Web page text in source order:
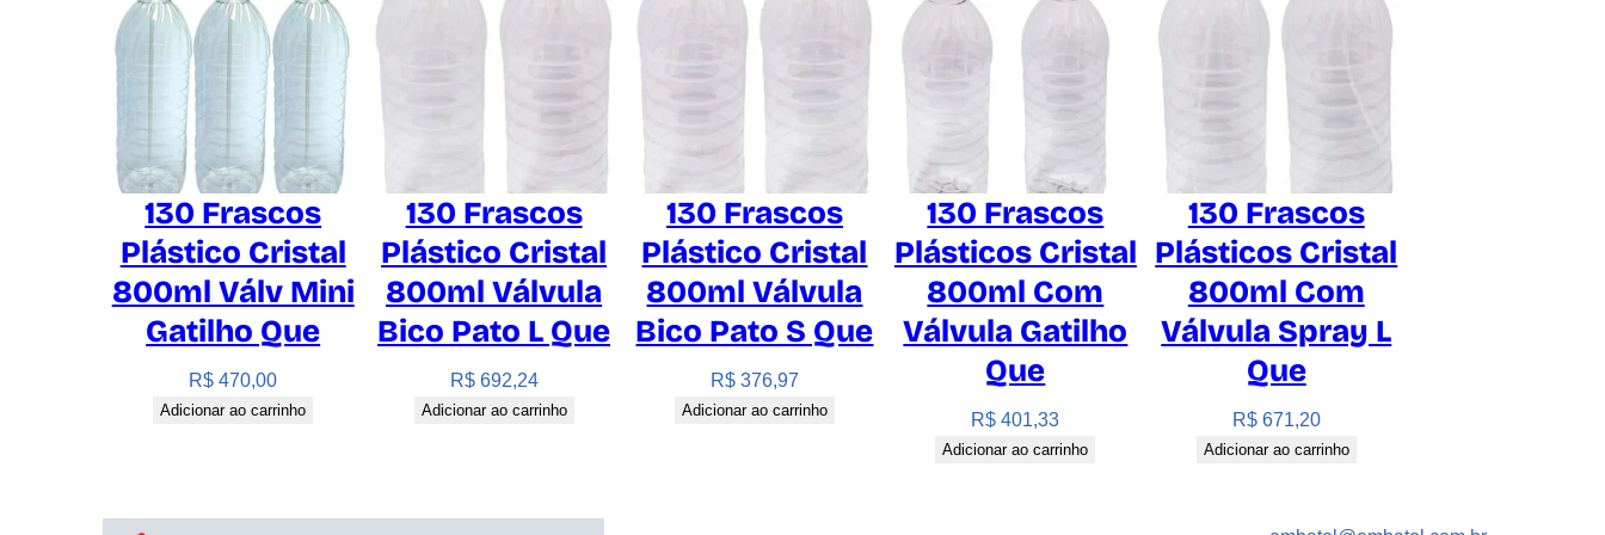
Q
q
u
a
n
t
i
d
a
130 Frascos
Plástico Cristal
800ml Válv Mini
Gatilho Que
R$ 470,00
Adicionar ao carrinho
130 Frascos
Plástico Cristal
800ml Válvula
Bico Pato L Que
R$692,24
Adicionar ao carrinho
130 Frascos
Plástico Cristal
800ml Válvula
Bico Pato S Que
R$376,97
Adicionar ao carrinho
130 Frascos
Plásticos Cristal
800ml Com
Válvula Gatilho
Que
R$ 401,33
Adicionar ao carrinho
130 Frascos
Plásticos Cristal
800ml Com
Válvula Spray L
Que
R$671,20
Adicionar ao carrinho